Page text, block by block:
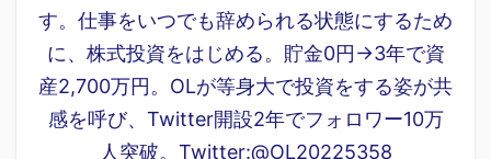
す。仕事をいつでも辞められる状態にするため
に、株式投資をはじめる。貯金0円→3年で資
産2,700万円。OLが等身大で投資をする姿が共
感を呼び、Twitter開設2年でフォロワー10万
人突破。Twitter:@OL20225358